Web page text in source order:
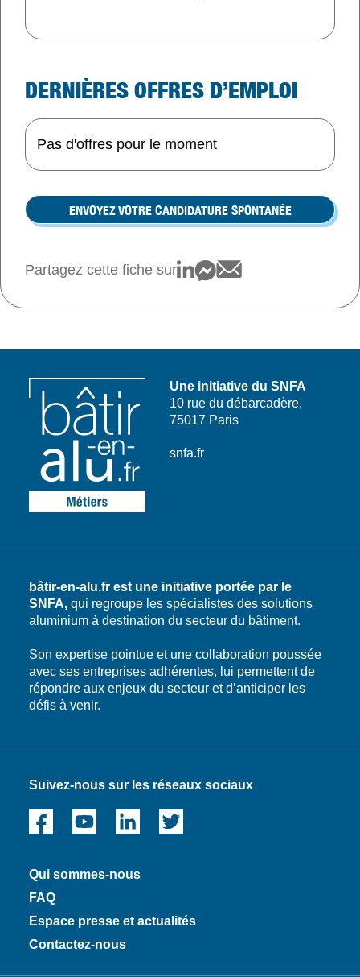
DERNIÈRES OFFRES D’EMPLOI
Pas d'offres pour le moment
ENVOYEZ VOTRE CANDIDATURE SPONTANÉE
Partagez cette fiche sur
Une initiative du SNFA
10 rue du débarcadère,
75017 Paris
snfa.fr
bâtir-en-alu.fr est une initiative portée par le
SNFA, qui regroupe les spécialistes des solutions
aluminium à destination du secteur du bâtiment.
Son expertise pointue et une collaboration poussée
avec ses entreprises adhérentes, lui permettent de
répondre aux enjeux du secteur et d’anticiper les
défis à venir.
Suivez-nous sur les réseaux sociaux
Qui sommes-nous
FAQ
Espace presse et actualités
Contactez-nous